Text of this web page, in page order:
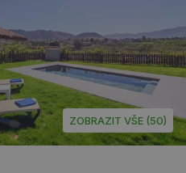
ZOBRAZIT VŠE (50)